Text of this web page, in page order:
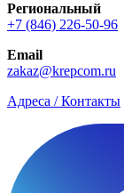
Региональный
+7 (846) 226-50-96
Email
zakaz@krepcom.ru
Адреса / Контакты